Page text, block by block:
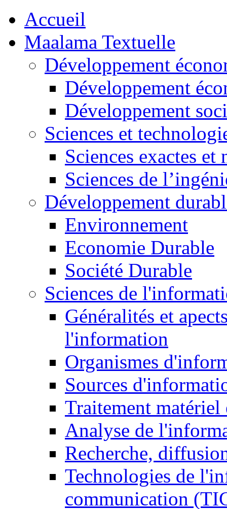
Accueil
Maalama Textuelle
Développement
Développement
Développement
Sciences et
Sciences exactes et
Sciences de
Développement
Environnement
Economie Durable
Société Durable
Sciences de
Généralités et
l'information
Organismes
Sources
Traitement matériel
Analyse de
Recherche,
Technologies de
communication